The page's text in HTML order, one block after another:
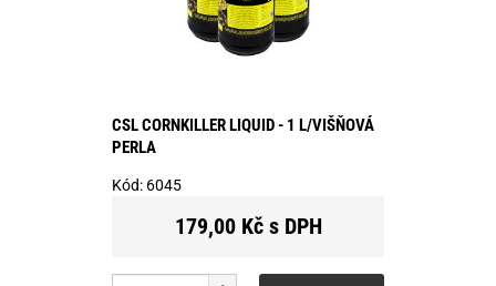
CSL CORNKILLER LIQUID - 1 L/VIŠŇOVÁ
PERLA
Kód: 6045
179,00 Kč s DPH